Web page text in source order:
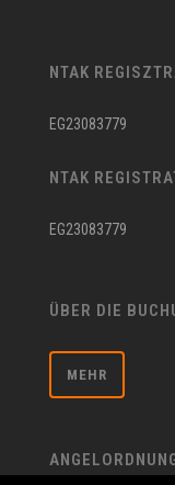
NTAK
EG23083779
NTAK
EG23083779
ÜBER DIE
MEHR